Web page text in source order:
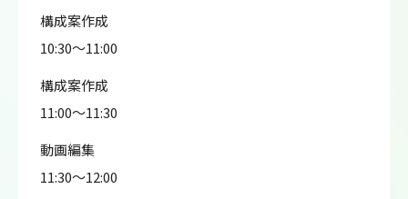
構成案作成
10:30～11:00
構成案作成
11:00～11:30
動画編集
11:30～12:00